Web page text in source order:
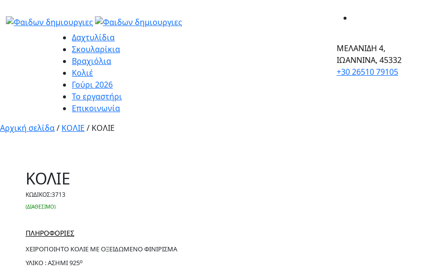
Δαχτυλίδια
Σκουλαρίκια
Βραχιόλια
Κολιέ
Γούρι 2026
Το εργαστήρι
Επικοινωνία
ΜΕΛΑΝΙΔΗ 4,
ΙΩΑΝΝΙΝΑ, 45332
+30 26510 79105
Αρχική σελίδα/ ΚΟΛΙΕ / ΚΟΛΙΕ
ΚΟΛΙΕ
ΚΩΔΙΚΟΣ:3713
(ΔΙΑΘEΣΙΜΟ)
ΠΛΗΡΟΦΟΡΙΕΣ
ΧΕΙΡΟΠΟΙΗΤΟ ΚΟΛΙΕ ΜΕ ΟΞΕΙΔΩΜΕΝΟ ΦΙΝΙΡΙΣΜΑ
ΥΛΙΚΟ : ΑΣΗΜΙ 925ο